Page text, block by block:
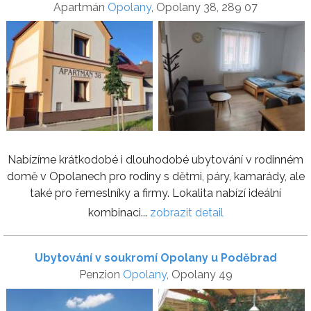
Apartmán Opolany, Opolany 38, 289 07
Nabízíme krátkodobé i dlouhodobé ubytování v rodinném
domě v Opolanech pro rodiny s dětmi, páry, kamarády, ale
také pro řemeslníky a firmy. Lokalita nabízí ideální
kombinaci... zobrazit detail
Ubytování v soukromí Opolany u Poděbrad
Penzion Opolany, Opolany 49